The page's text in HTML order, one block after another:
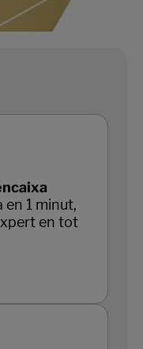
en 1 minut,
en tot